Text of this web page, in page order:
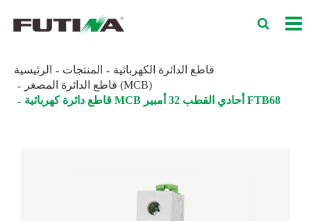
الرئيسية المنتجات
قاطع الدائرة الكهربائية
قاطع الدائرة المصغر (MCB)
قاطع دائرة كهربائية MCB أحادي القطب 32 أمبير FTB68